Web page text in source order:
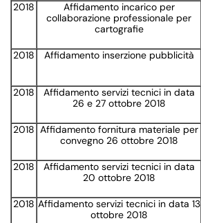
2018
Affidamento incarico per
collaborazione professionale per
cartografie
2018 Affidamento inserzione pubblicità
2018
Affidamento servizi tecnici in data
26 e 27 ottobre 2018
2018 Affidamento fornitura materiale per
convegno 26 ottobre 2018
2018
Affidamento servizi tecnici in data
20 ottobre 2018
2018 Affidamento servizi tecnici in data 13
ottobre 2018